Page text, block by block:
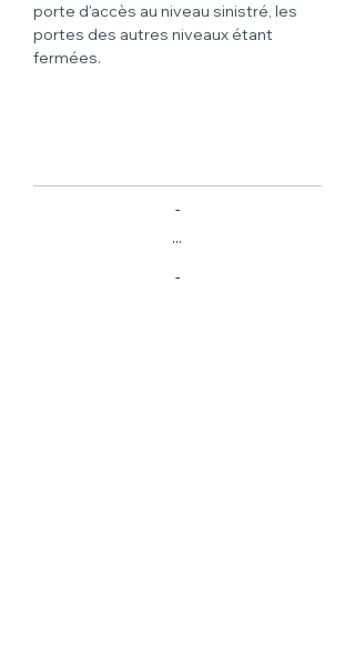
porte d'accès au niveau sinistré, les
portes des autres niveaux étant
fermées.
-
...
-